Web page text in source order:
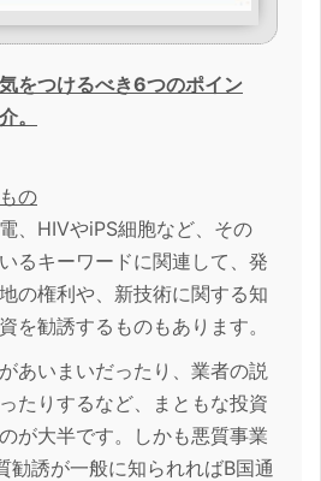
をつけるべき6つのポイン
。
の
、HIVやiPS細胞など、その
るキーワードに関連して、発
の権利や、新技術に関する知
を勧誘するものもあります。
あいまいだったり、業者の説
たりするなど、まともな投資
が大半です。しかも悪質事業
勧誘が一般に知られればB国通